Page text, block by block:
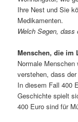
Ihre Nest und Sie
Medikamenten.
Welch Segen,
Menschen, die im
Normale
verstehen, dass
In diesem Fall 400
Geschichte spielt
400 Euro sind für